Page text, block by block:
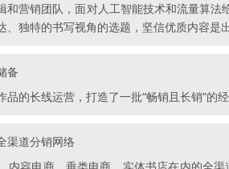
和营销团队，面对人工智能技术和流量算
、独特的书写视角的选题，坚信优质内容是
备
品的长线运营，打造了一批“畅销且长销”
渠道分销网络